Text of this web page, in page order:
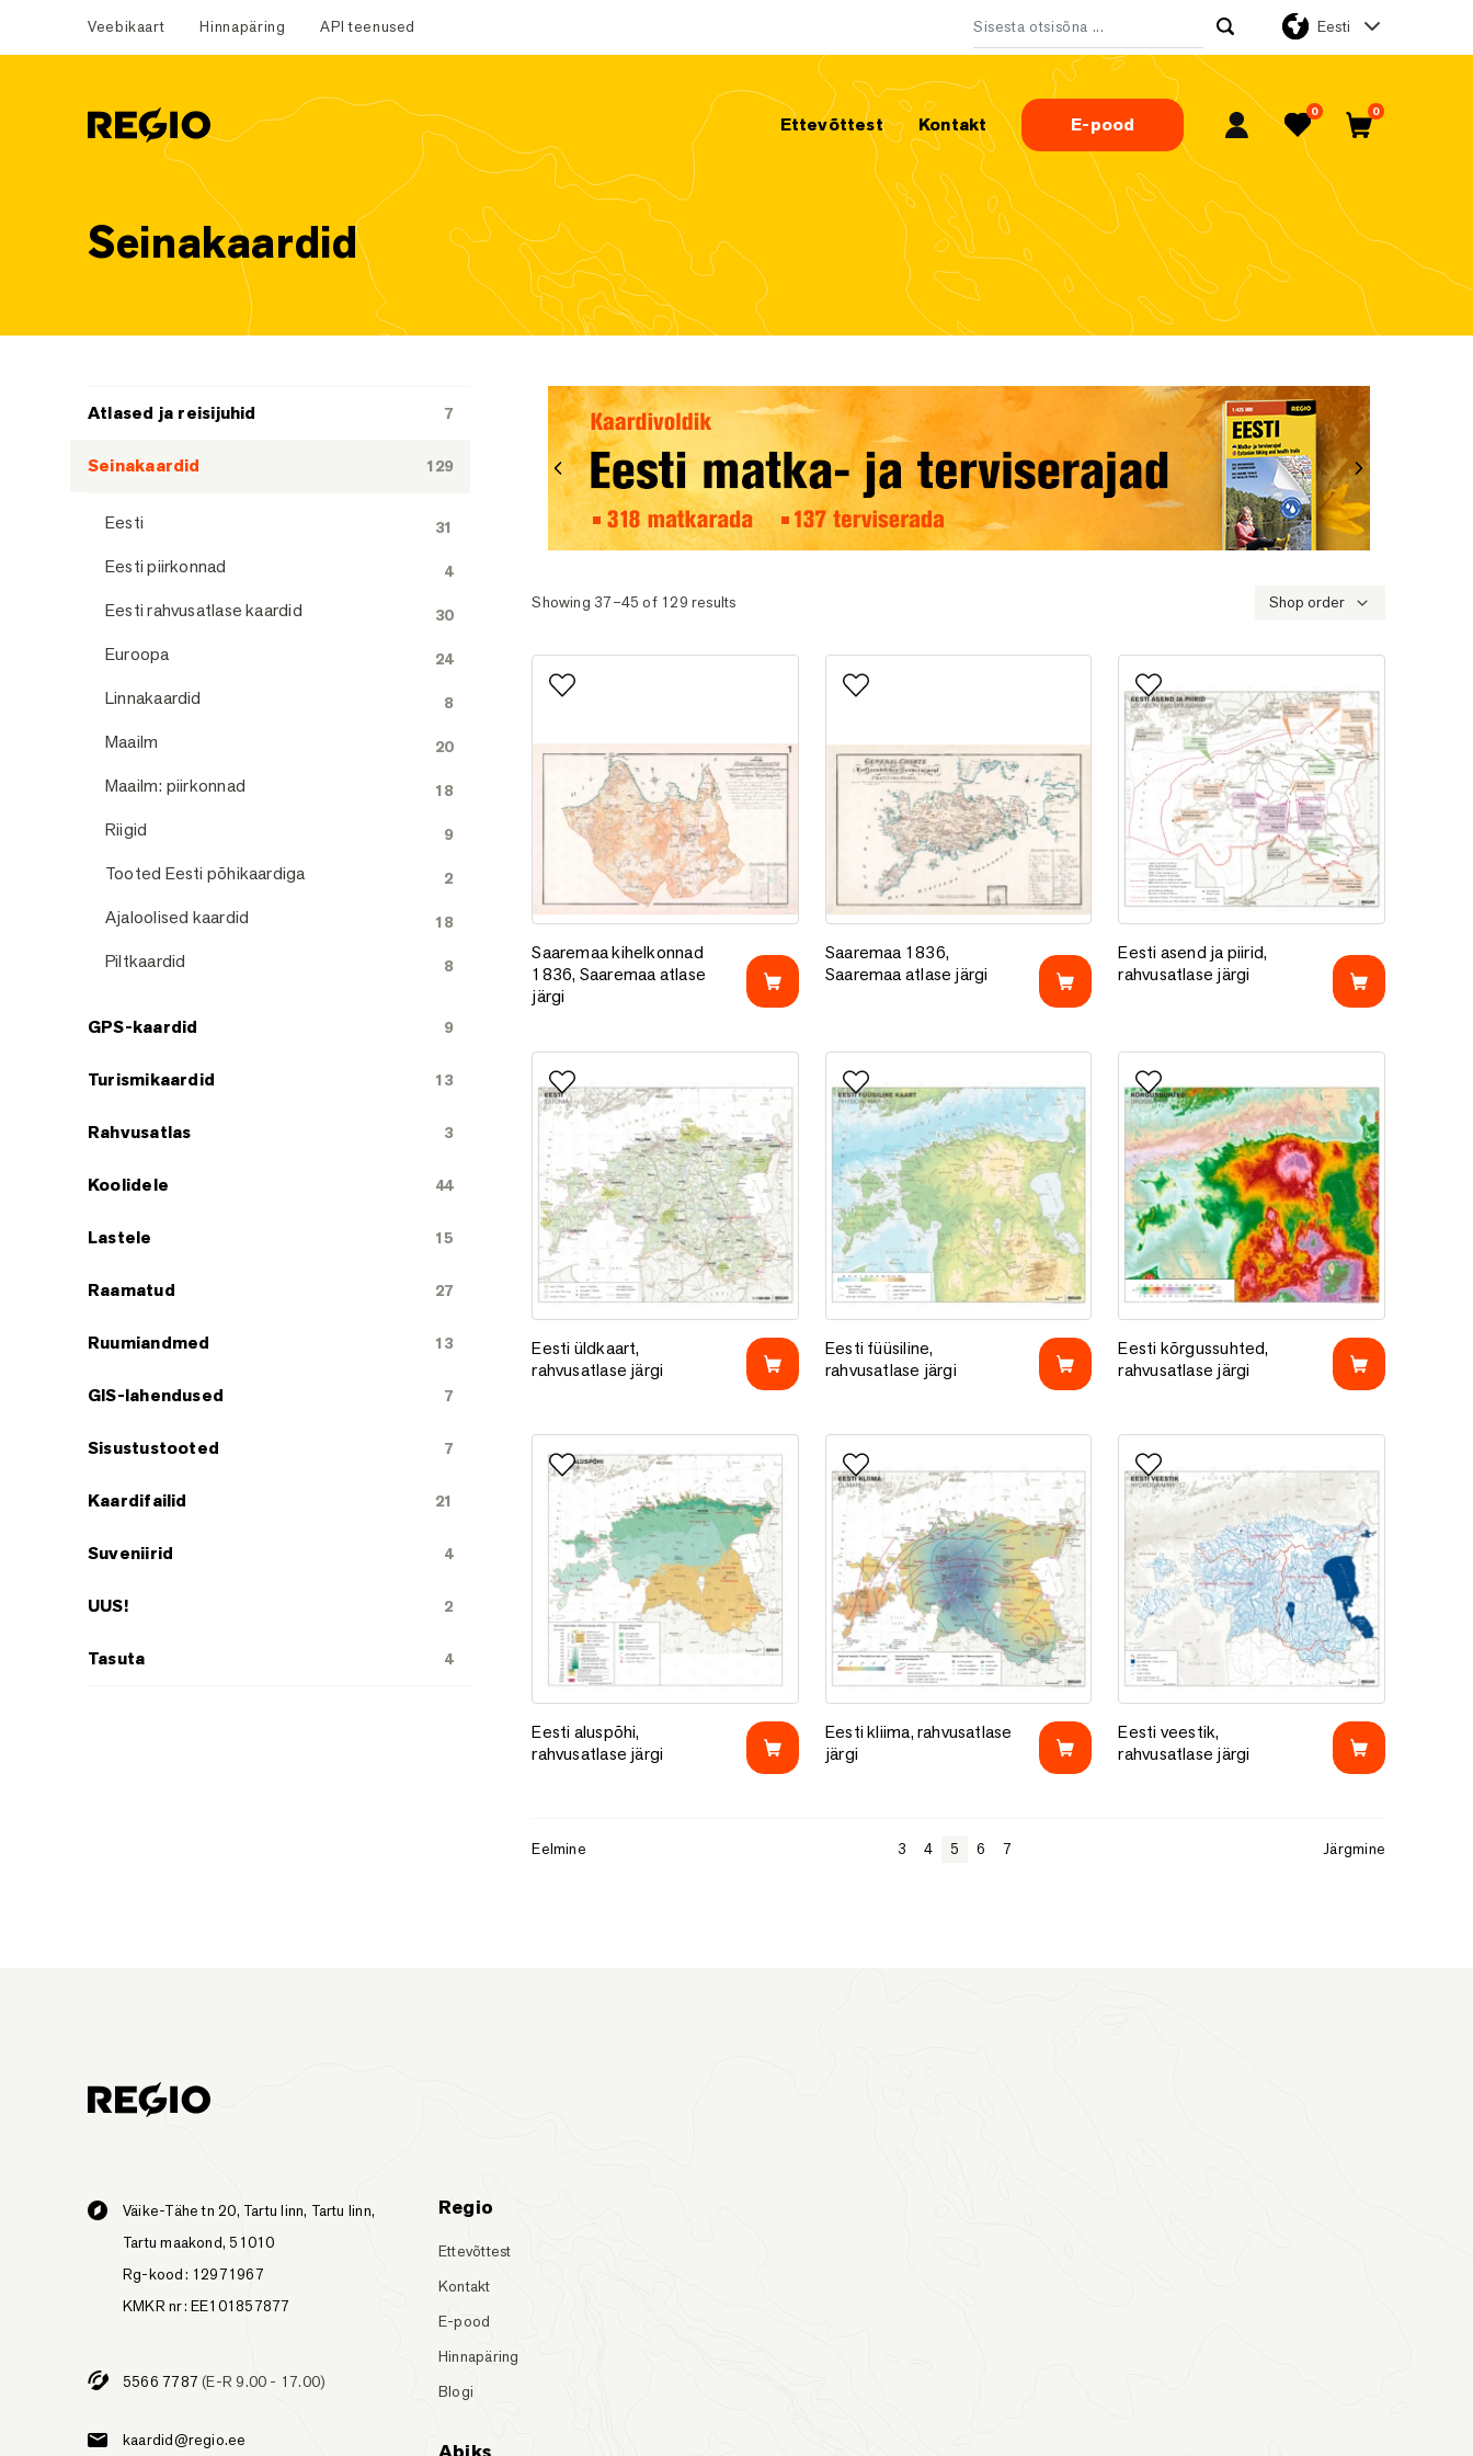
Veebikaart Hinnapäring API teenused
Otsi:
Eesti
Regio Ettevõttest Kontakt E-pood
Minu konto
Lemmikud
0 0
Seinakaardid
Eelmine
Järgmine
Showing 37–45 of 129 results Shop order
Saaremaa kihelkonnad
1836, Saaremaa atlase
järgi
Saaremaa 1836,
Saaremaa atlase järgi
Lisa lemmikutesse
Eesti asend ja piirid,
rahvusatlase järgi
Lisa lemmikutesse
Eesti üldkaart,
rahvusatlase järgi
Lisa lemmikutesse
Eesti füüsiline,
rahvusatlase järgi
Lisa lemmikutesse
Eesti kõrgussuhted,
rahvusatlase järgi
Lisa lemmikutesse
Eesti aluspõhi,
rahvusatlase järgi
Lisa lemmikutesse
Eesti kliima, rahvusatlase
järgi
Lisa lemmikutesse
Eesti veestik,
rahvusatlase järgi
Eelmine 3 4 5 6 7 Järgmine
Atlased ja reisijuhid 7
Seinakaardid 129
Eesti 31
Eesti piirkonnad 4
Eesti rahvusatlase kaardid 30
Euroopa 24
Linnakaardid 8
Maailm 20
Maailm: piirkonnad 18
Riigid 9
Tooted Eesti põhikaardiga 2
Ajaloolised kaardid 18
Piltkaardid 8
GPS-kaardid 9
Turismikaardid 13
Rahvusatlas 3
Koolidele 44
Lastele 15
Raamatud 27
Ruumiandmed 13
GIS-lahendused 7
Sisustustooted 7
Kaardifailid 21
Suveniirid 4
UUS! 2
Tasuta 4
Väike-Tähe tn 20, Tartu linn, Tartu linn,
Tartu maakond, 51010
Rg-kood: 12971967
KMKR nr: EE101857877
5566 7787 (E-R 9.00 - 17.00)
kaardid@regio.ee
Regio
Ettevõttest
Kontakt
E-pood
Hinnapäring
Blogi